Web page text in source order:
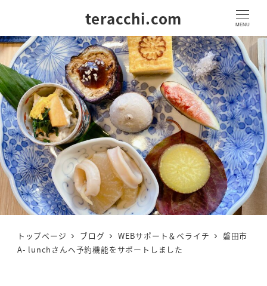
teracchi.com MENU
トップページ ブログ WEBサポート＆ペライチ
磐田市
A- lunchさんへ予約機能をサポートしました